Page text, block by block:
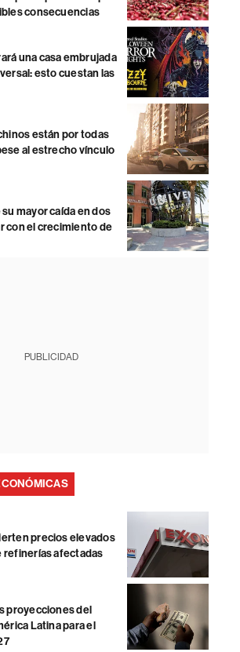
consecuencias
una casa embrujada
esto cuestan las
están por todas
al estrecho vínculo
mayor caída en dos
con el crecimiento de
PUBLICIDAD
precios elevados
refinerías afectadas
proyecciones del
Latina para el